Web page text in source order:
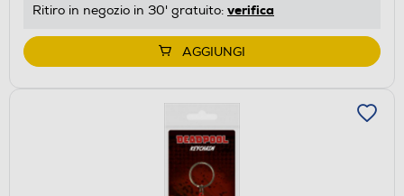
Ritiro in negozio in 30' gratuito: verifica
AGGIUNGI